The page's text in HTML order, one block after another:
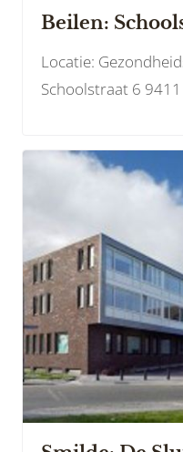
Beilen:
Locatie:
Schoolstraat 6